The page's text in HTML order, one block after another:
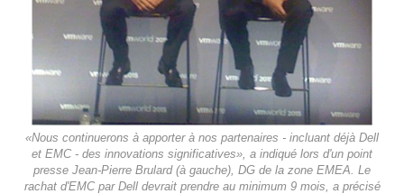
«Nous continuerons à apporter à nos partenaires - incluant déjà Dell
et EMC - des innovations significatives», a indiqué lors d'un point
presse Jean-Pierre Brulard (à gauche), DG de la zone EMEA. Le
rachat d'EMC par Dell devrait prendre au minimum 9 mois, a précisé